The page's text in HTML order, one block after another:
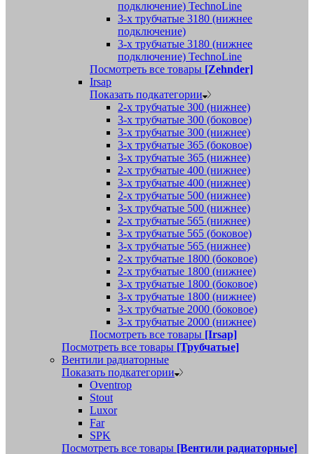
подключение) TechnoLine
3-х трубчатые 3180 (нижнее
подключение)
3-х трубчатые 3180 (нижнее
подключение) TechnoLine
Посмотреть все товары [Zehnder]
Irsap
Показать подкатегории
2-х трубчатые 300 (нижнее)
3-х трубчатые 300 (боковое)
3-х трубчатые 300 (нижнее)
3-х трубчатые 365 (боковое)
3-х трубчатые 365 (нижнее)
2-х трубчатые 400 (нижнее)
3-х трубчатые 400 (нижнее)
2-х трубчатые 500 (нижнее)
3-х трубчатые 500 (нижнее)
2-х трубчатые 565 (нижнее)
3-х трубчатые 565 (боковое)
3-х трубчатые 565 (нижнее)
2-х трубчатые 1800 (боковое)
2-х трубчатые 1800 (нижнее)
3-х трубчатые 1800 (боковое)
3-х трубчатые 1800 (нижнее)
3-х трубчатые 2000 (боковое)
3-х трубчатые 2000 (нижнее)
Посмотреть все товары [Irsap]
Посмотреть все товары [Трубчатые]
Вентили радиаторные
Показать подкатегории
Oventrop
Stout
Luxor
Far
SPK
Посмотреть все товары [Вентили радиаторные]